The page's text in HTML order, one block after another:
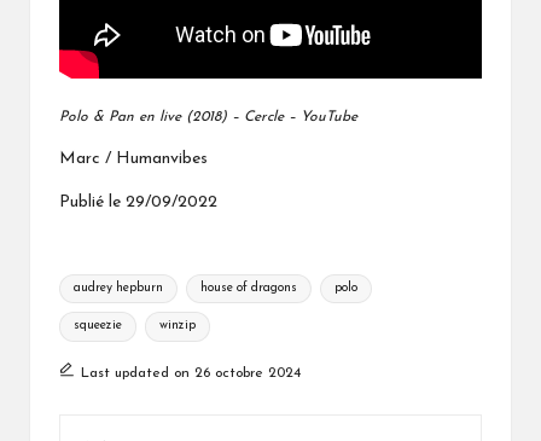
Polo & Pan en live (2018) – Cercle – YouTube
Marc / Humanvibes
Publié le 29/09/2022
Tags:
audrey hepburn house of dragons polo
squeezie winzip
Last updated on 26 octobre 2024